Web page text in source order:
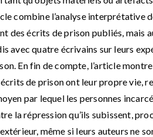
combine l’analyse interprétative
des écrits de prison publiés, mais
avec quatre écrivains sur leurs
En fin de compte, l’article
de prison ont leur propre vie,
par lequel les personnes
la répression qu’ils subissent,
même si leurs auteurs ne